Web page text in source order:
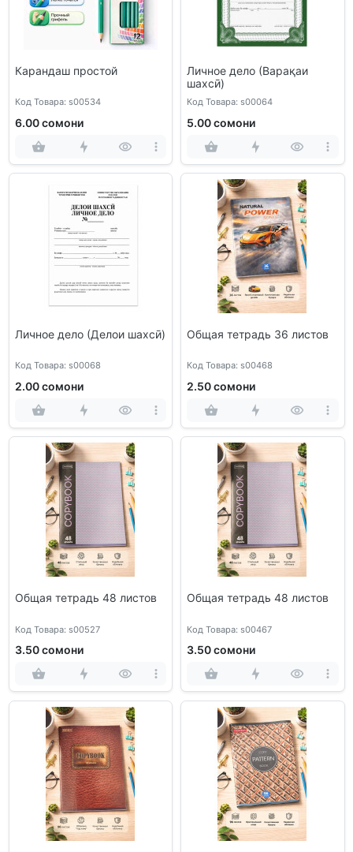
Карандаш простой
Код Товара: s00534
6.00 сомони
Личное дело (Варақаи
шахсӣ)
Код Товара: s00064
5.00 сомони
Личное дело (Делои шахсӣ)
Код Товара: s00068
2.00 сомони
Общая тетрадь 36 листов
Код Товара: s00468
2.50 сомони
Общая тетрадь 48 листов
Код Товара: s00527
3.50 сомони
Общая тетрадь 48 листов
Код Товара: s00467
3.50 сомони